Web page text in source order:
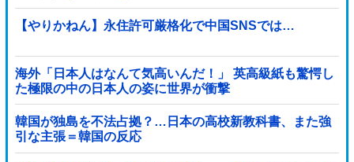
【やりかねん】永住許可厳格化で中国SNSでは…
海外「日本人はなんて気高いんだ！」 英高級紙も驚愕し
た極限の中の日本人の姿に世界が衝撃
韓国が独島を不法占拠？…日本の高校新教科書、また強
引な主張＝韓国の反応